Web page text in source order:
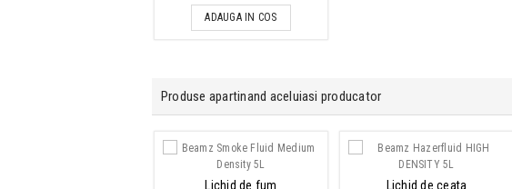
ADAUGA IN COS
Produse apartinand aceluiasi producator
Lichid de fum
Lichid de ceata